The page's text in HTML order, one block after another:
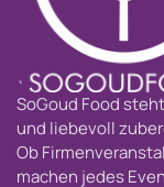
SoGoud Food
und liebevoll
Ob
machen jedes